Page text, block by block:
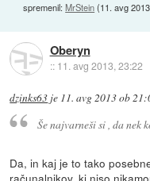
spremenil:MrStein(11. avg
Oberyn
:: 11. avg 2013, 23:22
dzinks63 je 11. avg 2013 ob
Še najvarneši si , da nek
Da, in kaj je to tako
računalnikov, ki niso